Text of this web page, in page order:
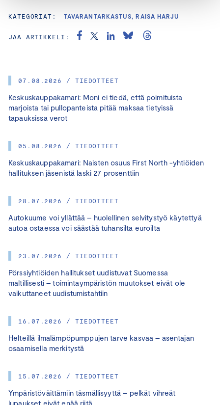
07.08.2026 / TIEDOTTEET
Keskuskauppakamari: Moni ei tiedä, että poimituista
marjoista tai pullopanteista pitää maksaa tietyissä
tapauksissa verot
05.08.2026 / TIEDOTTEET
Keskuskauppakamari: Naisten osuus First North -yhtiöiden
hallituksen jäsenistä laski 27 prosenttiin
28.07.2026 / TIEDOTTEET
Autokuume voi yllättää – huolellinen selvitystyö käytettyä
autoa ostaessa voi säästää tuhansilta euroilta
23.07.2026 / TIEDOTTEET
Pörssiyhtiöiden hallitukset uudistuvat Suomessa
maltillisesti – toimintaympäristön muutokset eivät ole
vaikuttaneet uudistumistahtiin
16.07.2026 / TIEDOTTEET
Helteillä ilmalämpöpumppujen tarve kasvaa – asentajan
osaamisella merkitystä
15.07.2026 / TIEDOTTEET
Ympäristöväittämiin täsmällisyyttä – pelkät vihreät
lupaukset eivät enää riitä
KATEGORIAT: TAVARANTARKASTUS, RAISA HARJU
JAA ARTIKKELI: